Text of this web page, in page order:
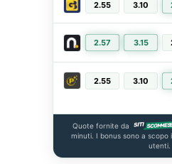
2.55 3.10
2.57 3.15
2.55 3.10
Quote fornite da
minuti. I bonus sono a
utenti.